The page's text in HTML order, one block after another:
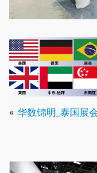
« 华数锦明_泰国展